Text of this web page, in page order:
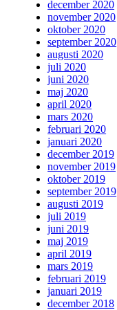
december 2020
november 2020
oktober 2020
september 2020
augusti 2020
juli 2020
juni 2020
maj 2020
april 2020
mars 2020
februari 2020
januari 2020
december 2019
november 2019
oktober 2019
september 2019
augusti 2019
juli 2019
juni 2019
maj 2019
april 2019
mars 2019
februari 2019
januari 2019
december 2018